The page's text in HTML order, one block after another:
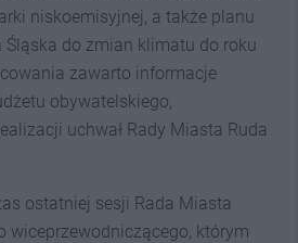
niskoemisyjnej, a także planu
do zmian klimatu do roku
zawarto informacje
obywatelskiego,
uchwał Rady Miasta Ruda
ostatniej sesji Rada Miasta
wiceprzewodniczącego, którym